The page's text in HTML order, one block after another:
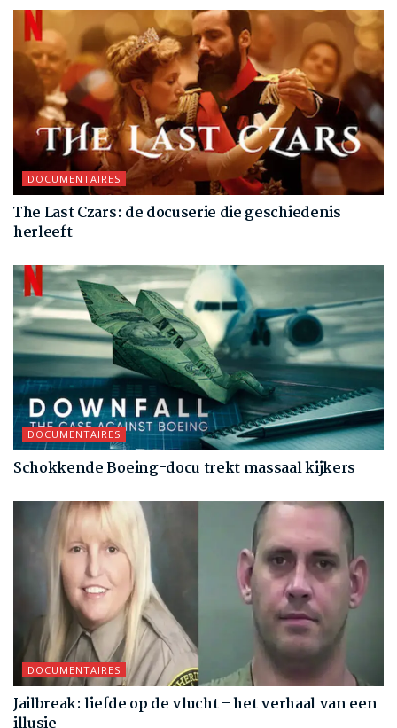
DOCUMENTAIRES
The Last Czars: de docuserie die geschiedenis
herleeft
DOCUMENTAIRES
Schokkende Boeing-docu trekt massaal kijkers
DOCUMENTAIRES
Jailbreak: liefde op de vlucht – het verhaal van een